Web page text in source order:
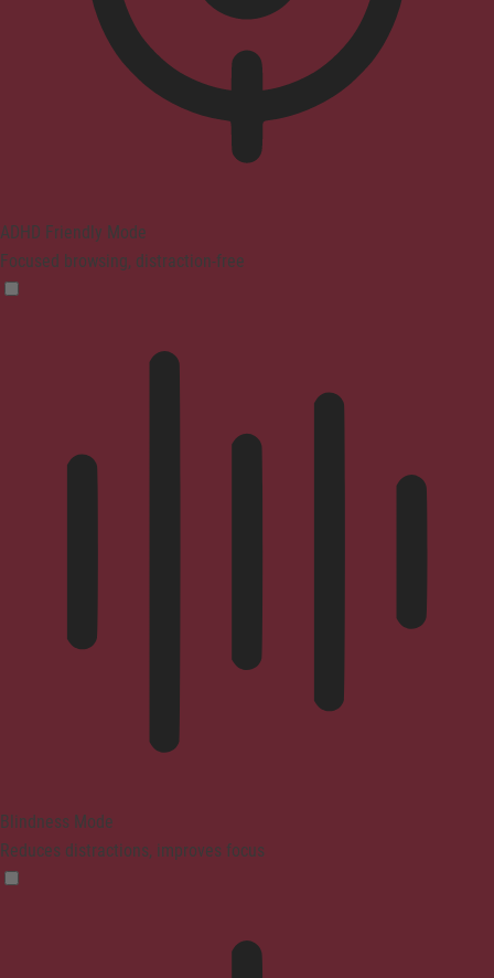
ADHD Friendly Mode
Focused browsing, distraction-free
Blindness Mode
Reduces distractions, improves focus